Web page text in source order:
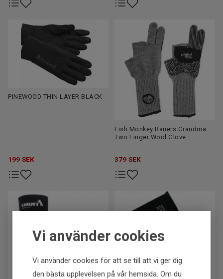
Vi använder cookies
Vi använder cookies för att se till att vi ger dig
den bästa upplevelsen på vår hemsida. Om du
PINEWOOD THIN LAYER BLACK
199 SEK
Fish Monkey Bauers Grandma
Two Finger Wool Glove
379 SEK